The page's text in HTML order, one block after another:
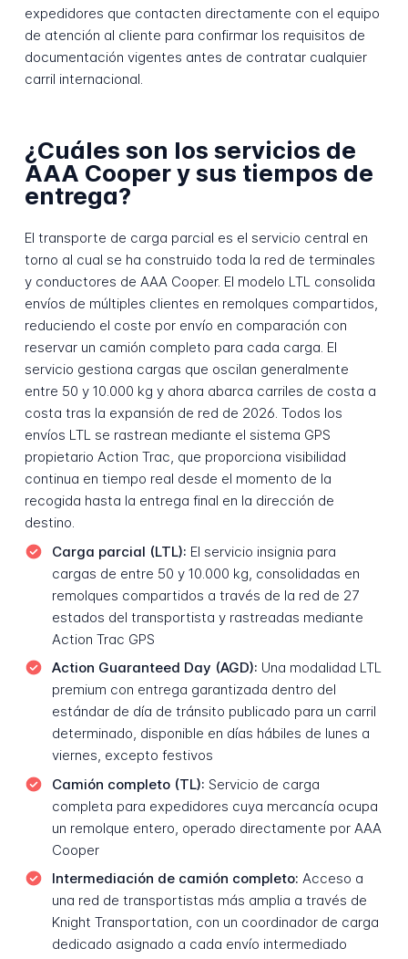
expedidores que contacten directamente con el equipo
de atención al cliente para confirmar los requisitos de
documentación vigentes antes de contratar cualquier
carril internacional.
¿Cuáles son los servicios de
AAA Cooper y sus tiempos de
entrega?
El transporte de carga parcial es el servicio central en
torno al cual se ha construido toda la red de terminales
y conductores de AAA Cooper. El modelo LTL consolida
envíos de múltiples clientes en remolques compartidos,
reduciendo el coste por envío en comparación con
reservar un camión completo para cada carga. El
servicio gestiona cargas que oscilan generalmente
entre 50 y 10.000 kg y ahora abarca carriles de costa a
costa tras la expansión de red de 2026. Todos los
envíos LTL se rastrean mediante el sistema GPS
propietario Action Trac, que proporciona visibilidad
continua en tiempo real desde el momento de la
recogida hasta la entrega final en la dirección de
destino.
Carga parcial (LTL): El servicio insignia para
cargas de entre 50 y 10.000 kg, consolidadas en
remolques compartidos a través de la red de 27
estados del transportista y rastreadas mediante
Action Trac GPS
Action Guaranteed Day (AGD): Una modalidad LTL
premium con entrega garantizada dentro del
estándar de día de tránsito publicado para un carril
determinado, disponible en días hábiles de lunes a
viernes, excepto festivos
Camión completo (TL): Servicio de carga
completa para expedidores cuya mercancía ocupa
un remolque entero, operado directamente por AAA
Cooper
Intermediación de camión completo: Acceso a
una red de transportistas más amplia a través de
Knight Transportation, con un coordinador de carga
dedicado asignado a cada envío intermediado